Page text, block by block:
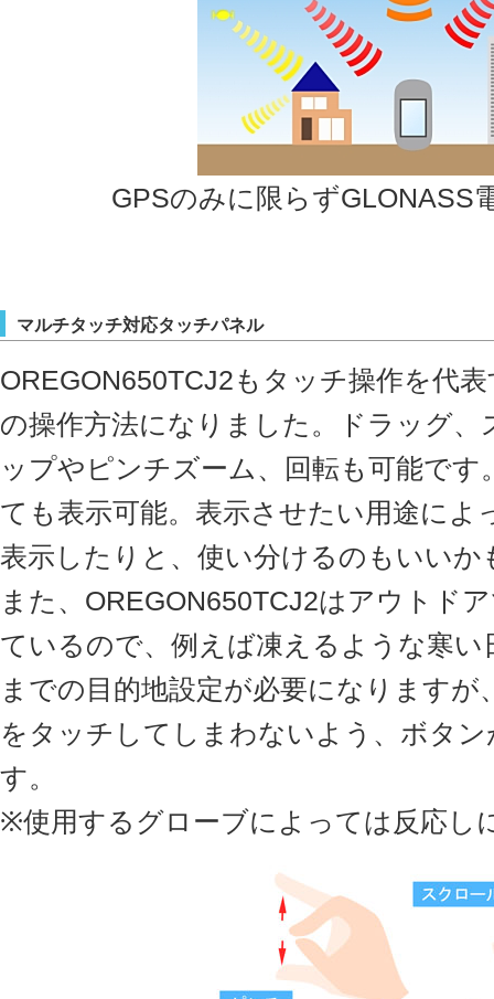
GPSのみに限らずGLONASS
マルチタッチ対応タッチパネル
OREGON650TCJ2もタッチ操作を代
の操作方法になりました。ドラッグ
ップやピンチズーム、回転も可能で
ても表示可能。表示させたい用途によ
表示したりと、使い分けるのもいいか
また、OREGON650TCJ2はアウトド
ているので、例えば凍えるような寒
までの目的地設定が必要になります
をタッチしてしまわないよう、ボタ
す。
※使用するグローブによっては反応し